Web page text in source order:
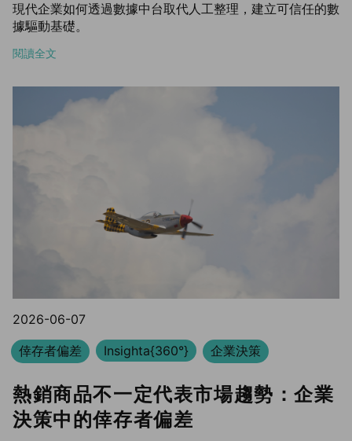
現代企業如何透過數據中台取代人工整理，建立可信任的數
據驅動基礎。
閱讀全文
2026-06-07
倖存者偏差
Insighta{360°} 企業決策
熱銷商品不一定代表市場趨勢：企業
決策中的倖存者偏差